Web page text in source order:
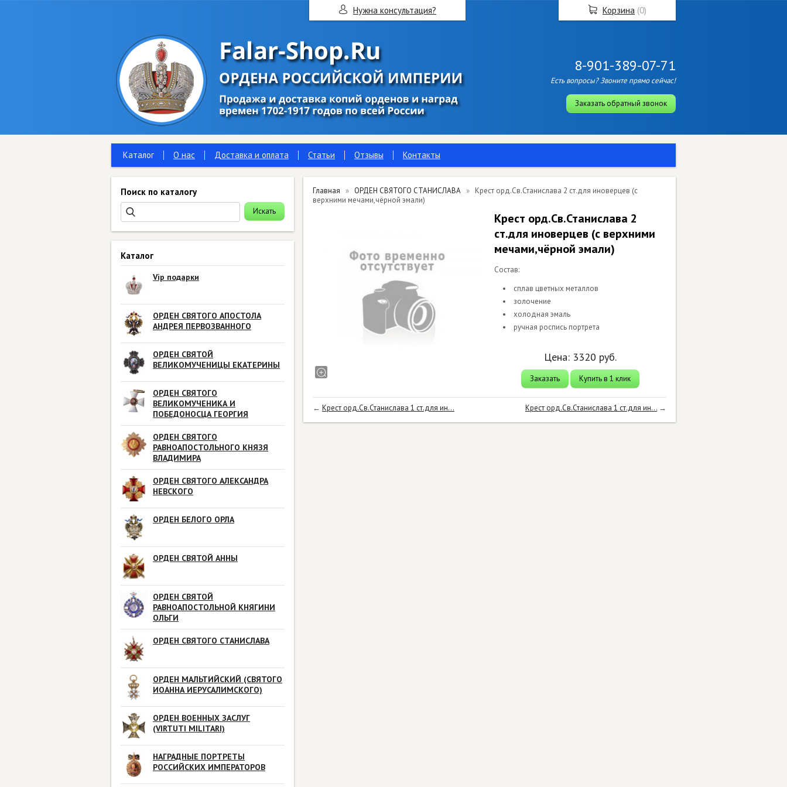
8-901-389-07-71
Есть вопросы? Звоните прямо сейчас!
Заказать обратный звонок
Каталог О нас Доставка и оплата Статьи Отзывы Контакты
Поиск по каталогу
Каталог
Vip подарки
ОРДЕН СВЯТОГО АПОСТОЛА
АНДРЕЯ ПЕРВОЗВАННОГО
ОРДЕН СВЯТОЙ
ВЕЛИКОМУЧЕНИЦЫ ЕКАТЕРИНЫ
ОРДЕН СВЯТОГО
ВЕЛИКОМУЧЕНИКА И
ПОБЕДОНОСЦА ГЕОРГИЯ
ОРДЕН СВЯТОГО
РАВНОАПОСТОЛЬНОГО КНЯЗЯ
ВЛАДИМИРА
ОРДЕН СВЯТОГО АЛЕКСАНДРА
НЕВСКОГО
ОРДЕН БЕЛОГО ОРЛА
ОРДЕН СВЯТОЙ АННЫ
ОРДЕН СВЯТОЙ
РАВНОАПОСТОЛЬНОЙ КНЯГИНИ
ОЛЬГИ
ОРДЕН СВЯТОГО СТАНИСЛАВА
ОРДЕН МАЛЬТИЙСКИЙ (СВЯТОГО
ИОАННА ИЕРУСАЛИМСКОГО)
ОРДЕН ВОЕННЫХ ЗАСЛУГ
(VIRTUTI MILITARI)
НАГРАДНЫЕ ПОРТРЕТЫ
РОССИЙСКИХ ИМПЕРАТОРОВ
Главная ОРДЕН СВЯТОГО СТАНИСЛАВА
Крест орд.Св.Станислава 2 ст.для иноверцев (с
верхними мечами,чёрной эмали)
Крест орд.Св.Станислава 2
ст.для иноверцев (с верхними
мечами,чёрной эмали)
Состав:
сплав цветных металлов
золочение
холодная эмаль
ручная роспись портрета
Цена: 3320 руб.
Заказать Купить в 1 клик
← Крест орд.Св.Станислава 1 ст.для ин... Крест орд.Св.Станислава 1 ст.для ин... →
Нужна консультация? Корзина (0)